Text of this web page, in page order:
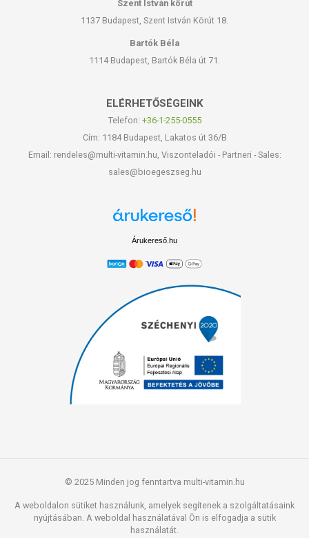
Szent István körút
1137 Budapest, Szent István Körút 18.
Bartók Béla
1114 Budapest, Bartók Béla út 71.
ELÉRHETŐSÉGEINK
Telefon: +36-1-255-0555
Cím: 1184 Budapest, Lakatos út 36/B
Email: rendeles@multi-vitamin.hu, Viszonteladói - Partneri - Sales:
sales@bioegeszseg.hu
Árukereső.hu
© 2025 Minden jog fenntartva multi-vitamin.hu
A weboldalon sütiket használunk, amelyek segítenek a szolgáltatásaink
nyújtásában. A weboldal használatával Ön is elfogadja a sütik
használatát.